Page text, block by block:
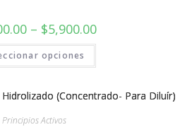
– $5,900.00
opciones
Principios Activos